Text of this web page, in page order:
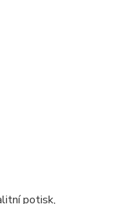
potisk,